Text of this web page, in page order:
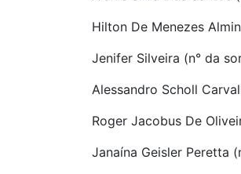
Hilton De Menezes
Jenifer Silveira (n° da
Alessandro Scholl
Roger Jacobus De
Janaína Geisler Peretta